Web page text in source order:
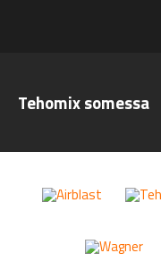
Tehomix somessa